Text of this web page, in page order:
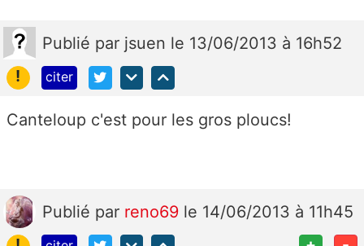
Publié par jsuen le 13/06/2013 à 16h52
!
citer
Canteloup c'est pour les gros ploucs!
Publié par reno69 le 14/06/2013 à 11h45